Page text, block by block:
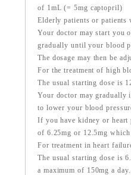
of 1mL (= 5mg captopril)
Elderly patients or patients
Your doctor may start you
gradually until your blood
The dosage may then be
For the treatment of high
The usual starting dose is
Your doctor may gradually
to lower your blood
If you have kidney or
of 6.25mg or 12.5mg
For treatment in heart
The usual starting dose is
a maximum of 150mg a day.